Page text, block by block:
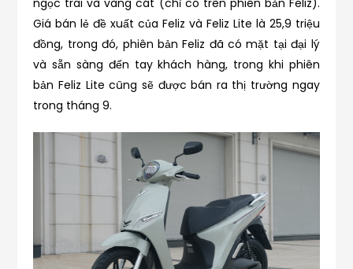
ngọc trai và vàng cát (chỉ có trên phiên bản Feliz).
Giá bán lẻ đề xuất của Feliz và Feliz Lite là 25,9 triệu
đồng, trong đó, phiên bản Feliz đã có mặt tại đại lý
và sẵn sàng đến tay khách hàng, trong khi phiên
bản Feliz Lite cũng sẽ được bán ra thị trường ngay
trong tháng 9.